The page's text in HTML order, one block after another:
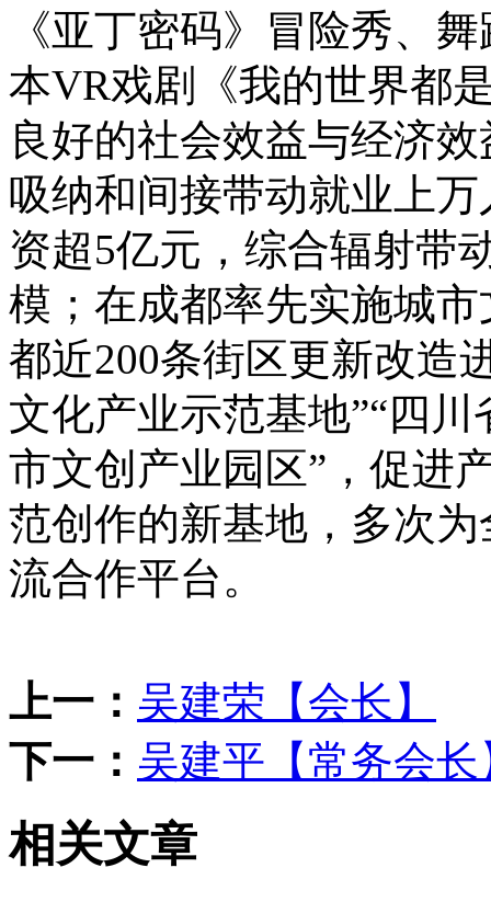
《亚丁密码》冒险秀、
本VR戏剧《我的世界都
良好的社会效益与经济
吸纳和间接带动就业上
资超5亿元，综合辐射带
模；在成都率先实施城
都近200条街区更新改造
文化产业示范基地”“四
市文创产业园区”，促进
范创作的新基地，多次
流合作平台。
上一： 吴建荣【会长】
下一： 吴建平【常务会长
相关文章